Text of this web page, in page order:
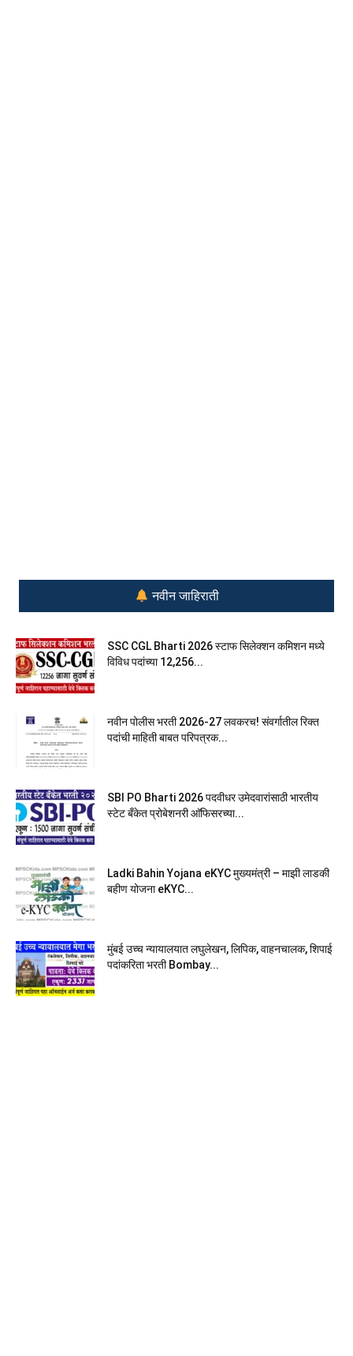
नवीन जाहिराती
SSC CGL Bharti 2026 स्टाफ सिलेक्शन कमिशन मध्ये
विविध पदांच्या 12,256...
नवीन पोलीस भरती 2026-27 लवकरच! संवर्गातील रिक्त
पदांची माहिती बाबत परिपत्रक...
SBI PO Bharti 2026 पदवीधर उमेदवारांसाठी भारतीय
स्टेट बँकेत प्रोबेशनरी आ‍ॅफिसरच्या...
Ladki Bahin Yojana eKYC मुख्यमंत्री – माझी लाडकी
बहीण योजना eKYC...
मुंबई उच्च न्यायालयात लघुलेखन, लिपिक, वाहनचालक, शिपाई
पदांकरिता भरती Bombay...